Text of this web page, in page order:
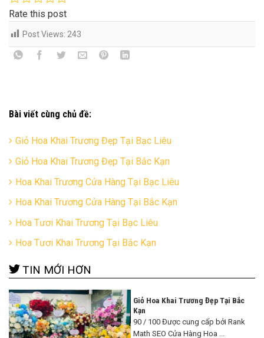
Rate this post
Post Views: 243
Bài viết cùng chủ đề:
Giỏ Hoa Khai Trương Đẹp Tại Bạc Liêu
Giỏ Hoa Khai Trương Đẹp Tại Bắc Kạn
Hoa Khai Trương Cửa Hàng Tại Bạc Liêu
Hoa Khai Trương Cửa Hàng Tại Bắc Kạn
Hoa Tươi Khai Trương Tại Bạc Liêu
Hoa Tươi Khai Trương Tại Bắc Kạn
TIN MỚI HƠN
Giỏ Hoa Khai Trương Đẹp Tại Bắc
Kạn
90 / 100 Được cung cấp bởi Rank
Math SEO Cửa Hàng Hoa ...